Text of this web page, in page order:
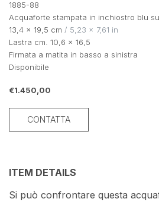
1885-88
Acquaforte stampata in inchiostro blu
13,4 × 19,5 cm / 5,23 × 7,61 in
Lastra cm. 10,6 x 16,5
Firmata a matita in basso a sinistra
Disponibile
€1.450,00
CONTATTA
ITEM DETAILS
Si può confrontare questa